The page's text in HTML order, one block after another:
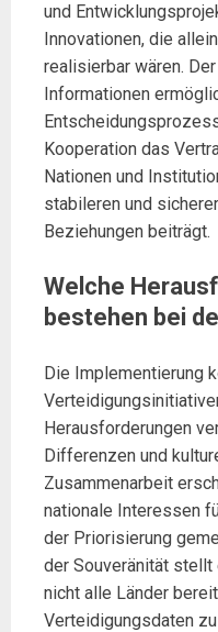
und
Innovationen, die
realisierbar wären.
Informationen
Kooperation das
Nationen und
stabileren und
Beziehungen beiträgt.
Welche
bestehen bei
Die Implementierung
Herausforderungen
Differenzen und
Zusammenarbeit
nationale Interessen
der Priorisierung
der Souveränität stellt
nicht alle Länder
Verteidigungsdaten